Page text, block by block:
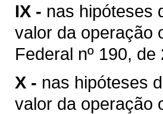
IX - nas hipóteses
valor da operação
Federal nº 190, de
X - nas hipóteses
valor da operação